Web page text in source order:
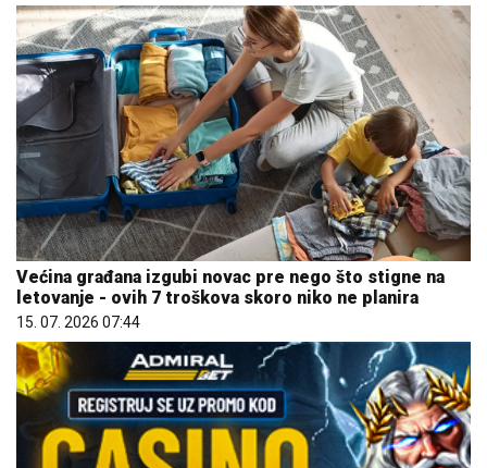
Većina građana izgubi novac pre nego što stigne na
letovanje - ovih 7 troškova skoro niko ne planira
15. 07. 2026 07:44